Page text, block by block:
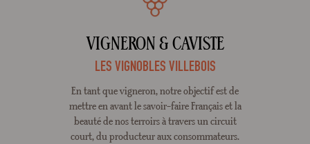
VIGNERON & CAVISTE
LES VIGNOBLES VILLEBOIS
En tant que vigneron, notre objectif est de
mettre en avant le savoir-faire Français et la
beauté de nos terroirs à travers un circuit
court, du producteur aux consommateurs.